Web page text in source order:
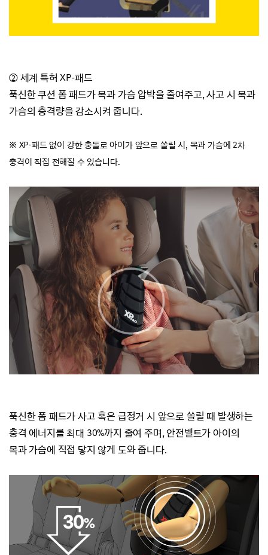
② 세계 특허 XP-패드
푹신한 쿠션 폼 패드가 목과 가슴 압박을 줄여주고,사고 시 목과
가슴의 충격량을 감소시켜 줍니다.
※ XP-패드 없이 강한 충돌로 아이가 앞으로 쏠릴 시, 목과 가슴에 2차
충격이 직접 전해질 수 있습니다.
푹신한 폼 패드가 사고 혹은 급정거 시 앞으로 쏠릴 때 발생하는
충격 에너지를 최대 30%까지 줄여 주며,안전벨트가 아이의
목과 가슴에 직접 닿지 않게 도와 줍니다.